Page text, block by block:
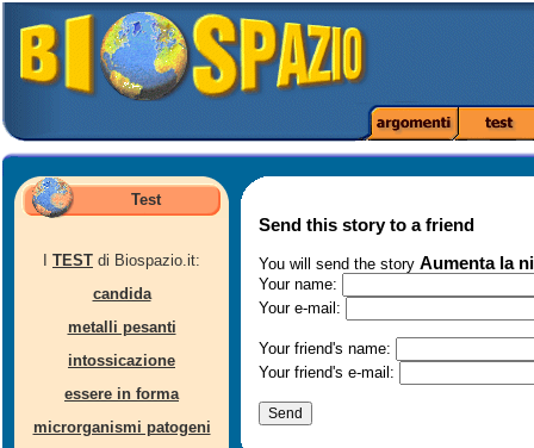
Test
TEST di Biospazio.it:
candida
metalli pesanti
intossicazione
essere in forma
microrganismi patogeni
Send this story to a friend
You will send the story Aumenta la
Your name:
Your e-mail:
Your friend's name:
Your friend's e-mail: